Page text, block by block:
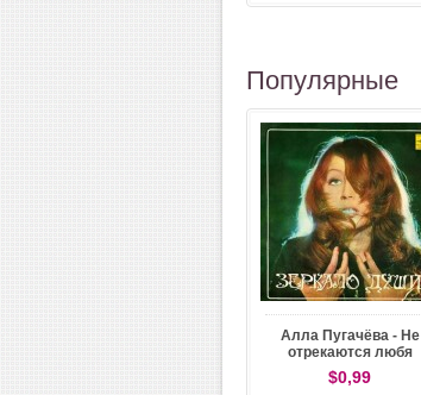
Популярные
Алла Пугачёва - Не
отрекаются любя
$0,99